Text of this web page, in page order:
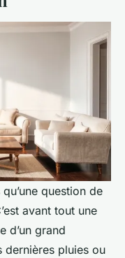
question de
avant tout une
d’un grand
dernières pluies ou